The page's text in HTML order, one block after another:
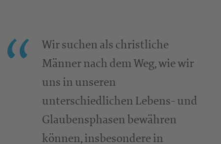
Wir suchen als christliche
Männer nach dem Weg, wie wir
uns in unseren
unterschiedlichen Lebens- und
Glaubensphasen bewähren
können, insbesondere in